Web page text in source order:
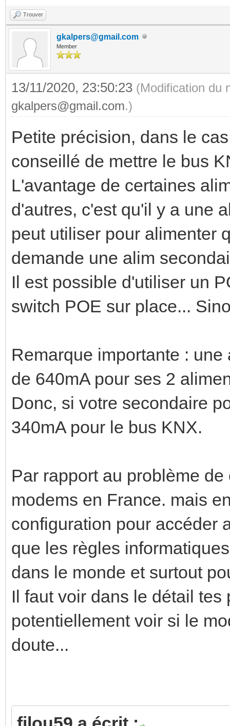
Trouver
gkalpers@gmail.com
Member
13/11/2020, 23:50:23 (Modification du
gkalpers@gmail.com.)
Petite précision, dans le
conseillé de mettre le bus
L'avantage de certaines
d'autres, c'est qu'il y a une
peut utiliser pour alimenter
demande une alim
Il est possible d'utiliser un
switch POE sur place...
Remarque importante :
de 640mA pour ses 2
Donc, si votre secondaire
340mA pour le bus KNX.
Par rapport au problème
modems en France. mais
configuration pour accéder
que les règles
dans le monde et surtout
Il faut voir dans le détail
potentiellement voir si le
doute...